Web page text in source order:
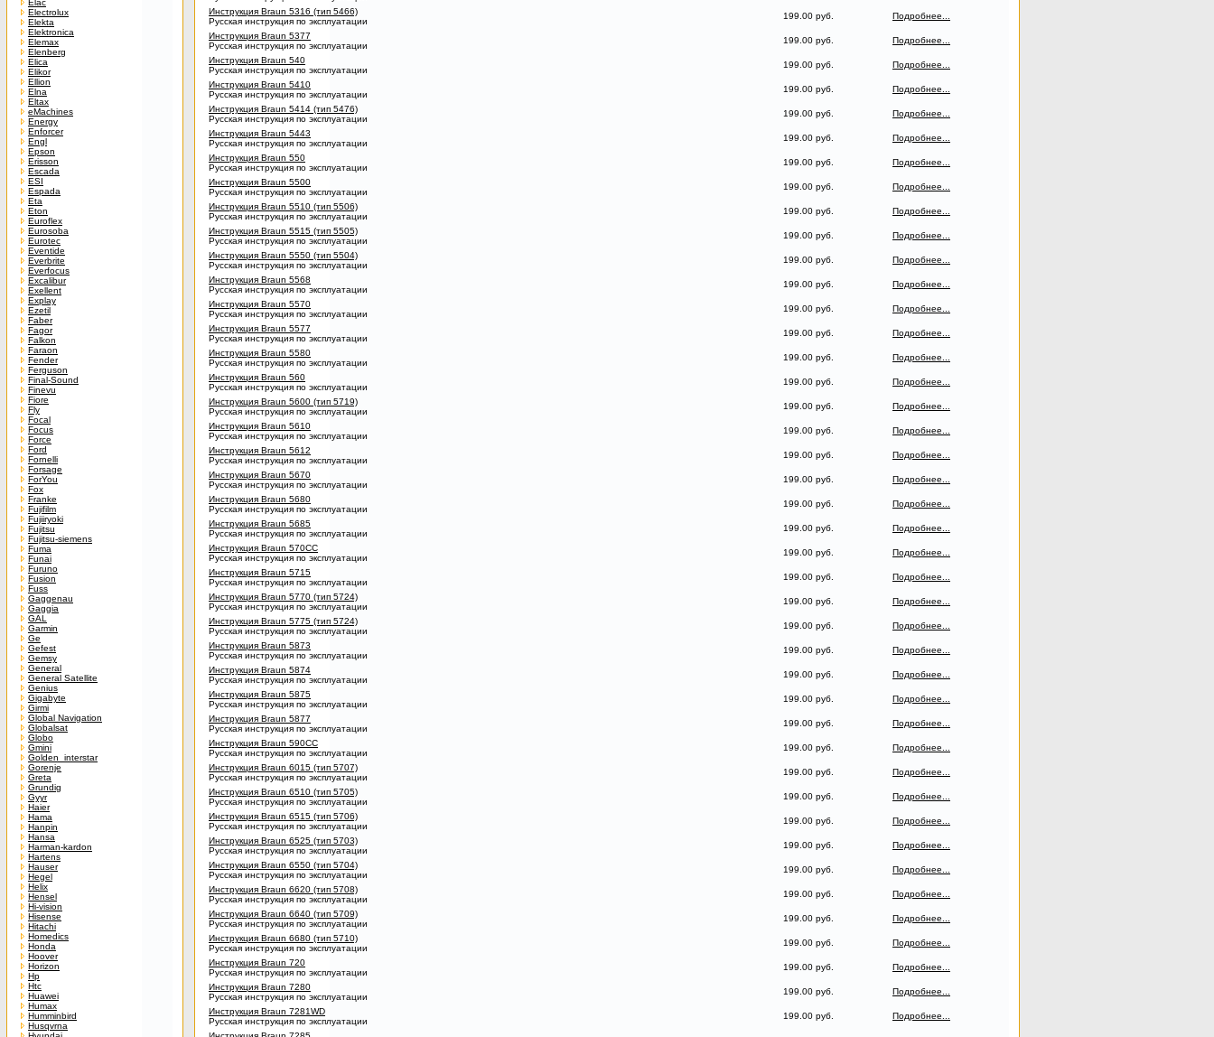
Elac
Electrolux
Elekta
Elektronica
Elemax
Elenberg
Elica
Elikor
Ellion
Elna
Eltax
eMachines
Energy
Enforcer
Engl
Epson
Erisson
Escada
ESI
Espada
Eta
Eton
Euroflex
Eurosoba
Eurotec
Eventide
Everbrite
Everfocus
Excalibur
Exellent
Explay
Ezetil
Faber
Fagor
Falkon
Faraon
Fender
Ferguson
Final-Sound
Finevu
Fiore
Fly
Focal
Focus
Force
Ford
Fornelli
Forsage
ForYou
Fox
Franke
Fujifilm
Fujiiryoki
Fujitsu
Fujitsu-siemens
Fuma
Funai
Furuno
Fusion
Fuss
Gaggenau
Gaggia
GAL
Garmin
Ge
Gefest
Gemsy
General
General Satellite
Genius
Gigabyte
Girmi
Global Navigation
Globalsat
Globo
Gmini
Golden_interstar
Gorenje
Greta
Grundig
Gyyr
Haier
Hama
Hanpin
Hansa
Harman-kardon
Hartens
Hauser
Hegel
Helix
Hensel
Hi-vision
Hisense
Hitachi
Homedics
Honda
Hoover
Horizon
Hp
Htc
Huawei
Humax
Humminbird
Husqvrna
Инструкция Braun 5316 (тип 5466)
Русская инструкция по эксплуатации
199.00 руб.
Подробнее...
Инструкция Braun 5377
Русская инструкция по эксплуатации
199.00 руб.
Подробнее...
Инструкция Braun 540
Русская инструкция по эксплуатации
199.00 руб.
Подробнее...
Инструкция Braun 5410
Русская инструкция по эксплуатации
199.00 руб.
Подробнее...
Инструкция Braun 5414 (тип 5476)
Русская инструкция по эксплуатации
199.00 руб.
Подробнее...
Инструкция Braun 5443
Русская инструкция по эксплуатации
199.00 руб.
Подробнее...
Инструкция Braun 550
Русская инструкция по эксплуатации
199.00 руб.
Подробнее...
Инструкция Braun 5500
Русская инструкция по эксплуатации
199.00 руб.
Подробнее...
Инструкция Braun 5510 (тип 5506)
Русская инструкция по эксплуатации
199.00 руб.
Подробнее...
Инструкция Braun 5515 (тип 5505)
Русская инструкция по эксплуатации
199.00 руб.
Подробнее...
Инструкция Braun 5550 (тип 5504)
Русская инструкция по эксплуатации
199.00 руб.
Подробнее...
Инструкция Braun 5568
Русская инструкция по эксплуатации
199.00 руб.
Подробнее...
Инструкция Braun 5570
Русская инструкция по эксплуатации
199.00 руб.
Подробнее...
Инструкция Braun 5577
Русская инструкция по эксплуатации
199.00 руб.
Подробнее...
Инструкция Braun 5580
Русская инструкция по эксплуатации
199.00 руб.
Подробнее...
Инструкция Braun 560
Русская инструкция по эксплуатации
199.00 руб.
Подробнее...
Инструкция Braun 5600 (тип 5719)
Русская инструкция по эксплуатации
199.00 руб.
Подробнее...
Инструкция Braun 5610
Русская инструкция по эксплуатации
199.00 руб.
Подробнее...
Инструкция Braun 5612
Русская инструкция по эксплуатации
199.00 руб.
Подробнее...
Инструкция Braun 5670
Русская инструкция по эксплуатации
199.00 руб.
Подробнее...
Инструкция Braun 5680
Русская инструкция по эксплуатации
199.00 руб.
Подробнее...
Инструкция Braun 5685
Русская инструкция по эксплуатации
199.00 руб.
Подробнее...
Инструкция Braun 570CC
Русская инструкция по эксплуатации
199.00 руб.
Подробнее...
Инструкция Braun 5715
Русская инструкция по эксплуатации
199.00 руб.
Подробнее...
Инструкция Braun 5770 (тип 5724)
Русская инструкция по эксплуатации
199.00 руб.
Подробнее...
Инструкция Braun 5775 (тип 5724)
Русская инструкция по эксплуатации
199.00 руб.
Подробнее...
Инструкция Braun 5873
Русская инструкция по эксплуатации
199.00 руб.
Подробнее...
Инструкция Braun 5874
Русская инструкция по эксплуатации
199.00 руб.
Подробнее...
Инструкция Braun 5875
Русская инструкция по эксплуатации
199.00 руб.
Подробнее...
Инструкция Braun 5877
Русская инструкция по эксплуатации
199.00 руб.
Подробнее...
Инструкция Braun 590CC
Русская инструкция по эксплуатации
199.00 руб.
Подробнее...
Инструкция Braun 6015 (тип 5707)
Русская инструкция по эксплуатации
199.00 руб.
Подробнее...
Инструкция Braun 6510 (тип 5705)
Русская инструкция по эксплуатации
199.00 руб.
Подробнее...
Инструкция Braun 6515 (тип 5706)
Русская инструкция по эксплуатации
199.00 руб.
Подробнее...
Инструкция Braun 6525 (тип 5703)
Русская инструкция по эксплуатации
199.00 руб.
Подробнее...
Инструкция Braun 6550 (тип 5704)
Русская инструкция по эксплуатации
199.00 руб.
Подробнее...
Инструкция Braun 6620 (тип 5708)
Русская инструкция по эксплуатации
199.00 руб.
Подробнее...
Инструкция Braun 6640 (тип 5709)
Русская инструкция по эксплуатации
199.00 руб.
Подробнее...
Инструкция Braun 6680 (тип 5710)
Русская инструкция по эксплуатации
199.00 руб.
Подробнее...
Инструкция Braun 720
Русская инструкция по эксплуатации
199.00 руб.
Подробнее...
Инструкция Braun 7280
Русская инструкция по эксплуатации
199.00 руб.
Подробнее...
Инструкция Braun 7281WD
Русская инструкция по эксплуатации
199.00 руб.
Подробнее...